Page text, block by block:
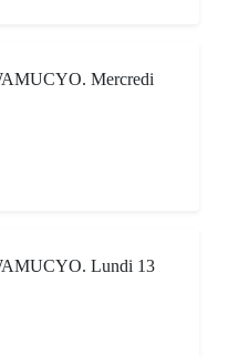
Mercredi
Lundi 13